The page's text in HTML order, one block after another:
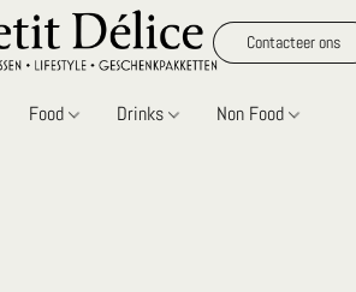
Contacteer ons
Food Drinks Non Food